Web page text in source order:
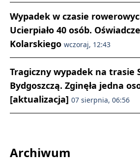
Wypadek w czasie
Ucierpiało 40 osób.
Kolarskiego wczoraj, 12:43
Tragiczny wypadek na trasie
Bydgoszczą. Zginęła jedna
[aktualizacja] 07 sierpnia, 06:56
Archiwum